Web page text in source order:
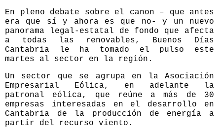
En pleno debate sobre el canon – que antes
era que sí y ahora es que no- y un nuevo
panorama legal-estatal de fondo que afecta
a todas las renovables, Buenos Días
Cantabria le ha tomado el pulso este
martes al sector en la región.
Un sector que se agrupa en la Asociación
Empresarial Eólica, en adelante la
patronal eólica, que reúne a más de 30
empresas interesadas en el desarrollo en
Cantabria de la producción de energía a
partir del recurso viento.